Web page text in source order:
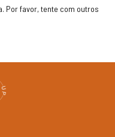
Por favor, tente com outros